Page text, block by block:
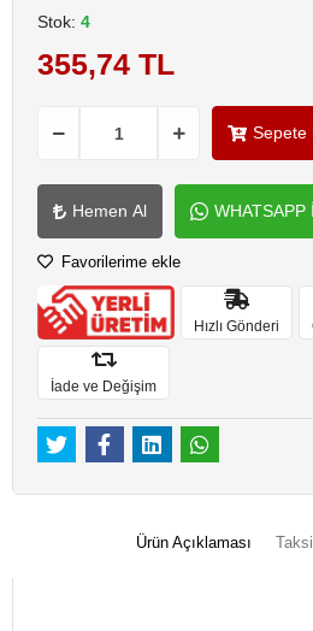
Stok: 4
355,74 TL
Sepete
Hemen Al WHATSAPP
Favorilerime ekle
Hızlı Gönderi
İade ve Değişim
Ürün Açıklaması